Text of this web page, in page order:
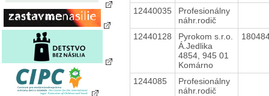
12440035
Profesionálny
náhr.rodič
12440128
Pyrokom s.r.o.
Á.Jedlika
4854, 945 01
Komárno
1244085
Profesionálny
náhr.rodič